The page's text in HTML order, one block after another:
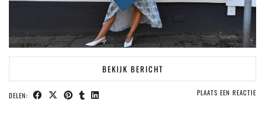
BEKIJK BERICHT
DELEN: PLAATS EEN REACTIE